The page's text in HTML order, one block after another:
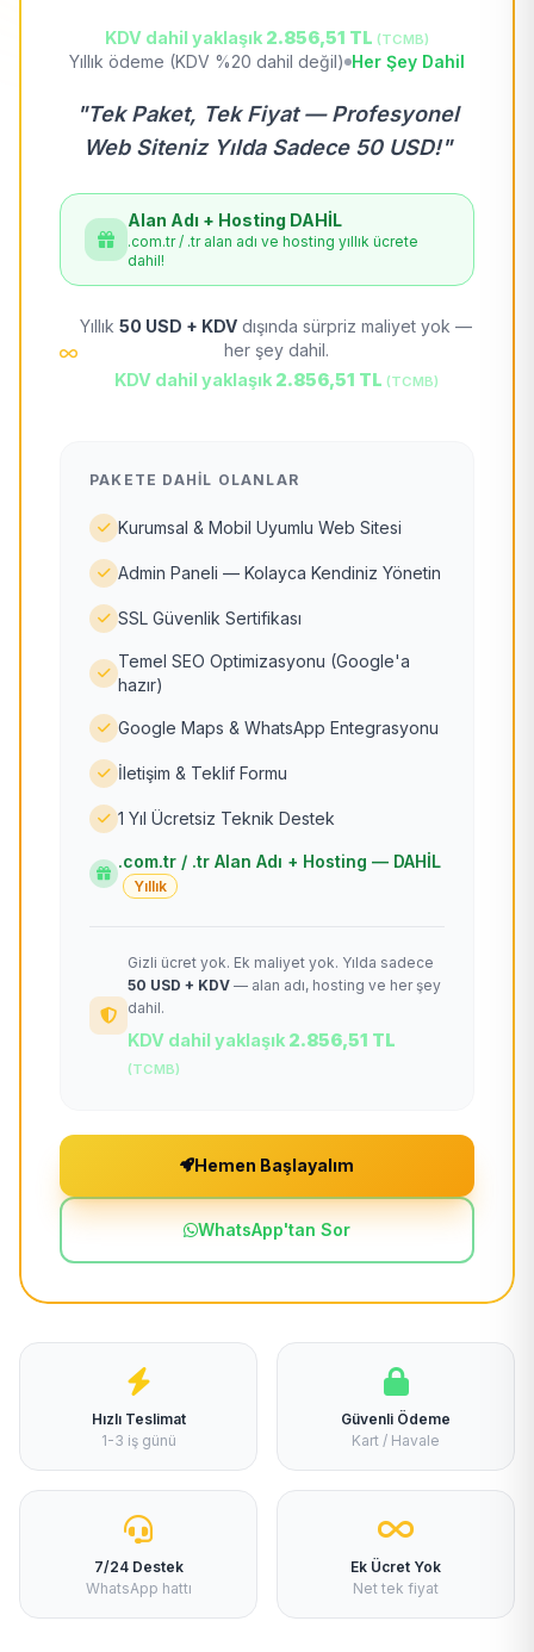
KDV dahil yaklaşık 2.856,51 TL (TCMB)
Yıllık ödeme (KDV %20 dahil değil) Her Şey Dahil
"Tek Paket, Tek Fiyat — Profesyonel
Web Siteniz Yılda Sadece 50 USD!"
Alan Adı + Hosting DAHİL
.com.tr / .tr alan adı ve hosting yıllık ücrete
dahil!
Yıllık 50 USD + KDV dışında sürpriz maliyet yok —
her şey dahil.
KDV dahil yaklaşık 2.856,51 TL (TCMB)
PAKETE DAHIL OLANLAR
Kurumsal & Mobil Uyumlu Web Sitesi
Admin Paneli — Kolayca Kendiniz Yönetin
SSL Güvenlik Sertifikası
Temel SEO Optimizasyonu (Google'a
hazır)
Google Maps & WhatsApp Entegrasyonu
İletişim & Teklif Formu
1 Yıl Ücretsiz Teknik Destek
.com.tr / .tr Alan Adı + Hosting — DAHİL
Yıllık
Gizli ücret yok. Ek maliyet yok. Yılda sadece
50 USD + KDV — alan adı, hosting ve her şey
dahil.
KDV dahil yaklaşık 2.856,51 TL
(TCMB)
Hemen Başlayalım
WhatsApp'tan Sor
Hızlı Teslimat
1-3 iş günü
Güvenli Ödeme
Kart / Havale
7/24 Destek
WhatsApp hattı
Ek Ücret Yok
Net tek fiyat